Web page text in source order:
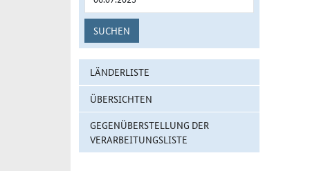
SUCHEN
LÄNDERLISTE
ÜBERSICHTEN
GEGENÜBERSTELLUNG DER
VERARBEITUNGSLISTE